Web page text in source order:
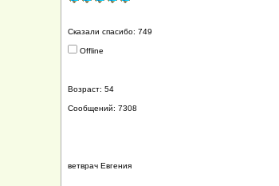
Сказали спасибо: 749
Offline
Возраст: 54
Сообщений: 7308
ветврач Евгения